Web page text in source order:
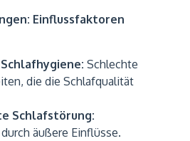
Einflussfaktoren
Schlechte
die die Schlafqualität
Schlafstörung:
äußere Einflüsse.